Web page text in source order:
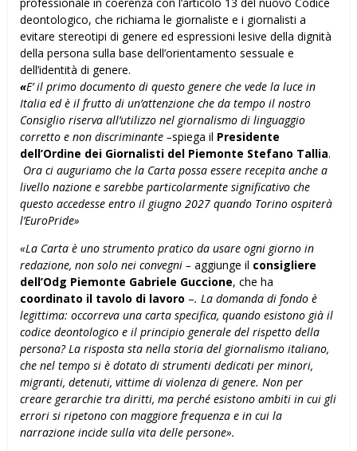
deontologico, che richiama le giornaliste e i giornalisti a
evitare stereotipi di genere ed espressioni lesive della dignità
della persona sulla base dell’orientamento sessuale e
dell’identità di genere.
«E’ il primo documento di questo genere che vede la luce in
Italia ed è il frutto di un’attenzione che da tempo il nostro
Consiglio riserva all’utilizzo nel giornalismo di linguaggio
corretto e non discriminante –spiega il Presidente
dell’Ordine dei Giornalisti del Piemonte Stefano Tallia.
Ora ci auguriamo che la Carta possa essere recepita anche a
livello nazione e sarebbe particolarmente significativo che
questo accedesse entro il giugno 2027 quando Torino ospiterà
l’EuroPride»
«La Carta è uno strumento pratico da usare ogni giorno in
redazione, non solo nei convegni – aggiunge il consigliere
dell’Odg Piemonte Gabriele Guccione, che ha
coordinato il tavolo di lavoro –. La domanda di fondo è
legittima: occorreva una carta specifica, quando esistono già il
codice deontologico e il principio generale del rispetto della
persona? La risposta sta nella storia del giornalismo italiano,
che nel tempo si è dotato di strumenti dedicati per minori,
migranti, detenuti, vittime di violenza di genere. Non per
creare gerarchie tra diritti, ma perché esistono ambiti in cui gli
errori si ripetono con maggiore frequenza e in cui la
narrazione incide sulla vita delle persone».